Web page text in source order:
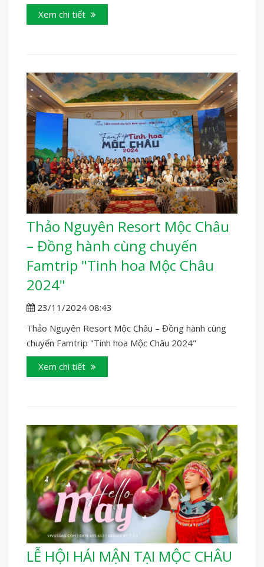
Xem chi tiết
Thảo Nguyên Resort Mộc Châu
– Đồng hành cùng chuyến
Famtrip "Tinh hoa Mộc Châu
2024"
23/11/2024 08:43
Thảo Nguyên Resort Mộc Châu – Đồng hành cùng
chuyến Famtrip "Tinh hoa Mộc Châu 2024"
Xem chi tiết
LỄ HỘI HÁI MẬN TẠI MỘC CHÂU